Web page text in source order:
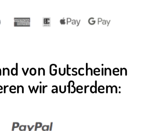
von Gutscheinen
wir außerdem: